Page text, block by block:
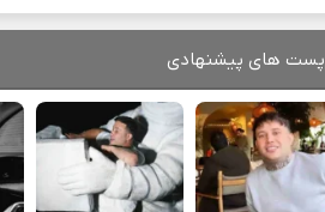
پست های پیشنهادی